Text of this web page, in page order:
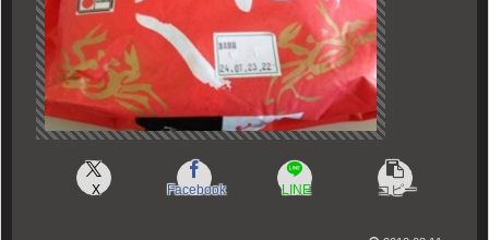
X Facebook LINE コピー